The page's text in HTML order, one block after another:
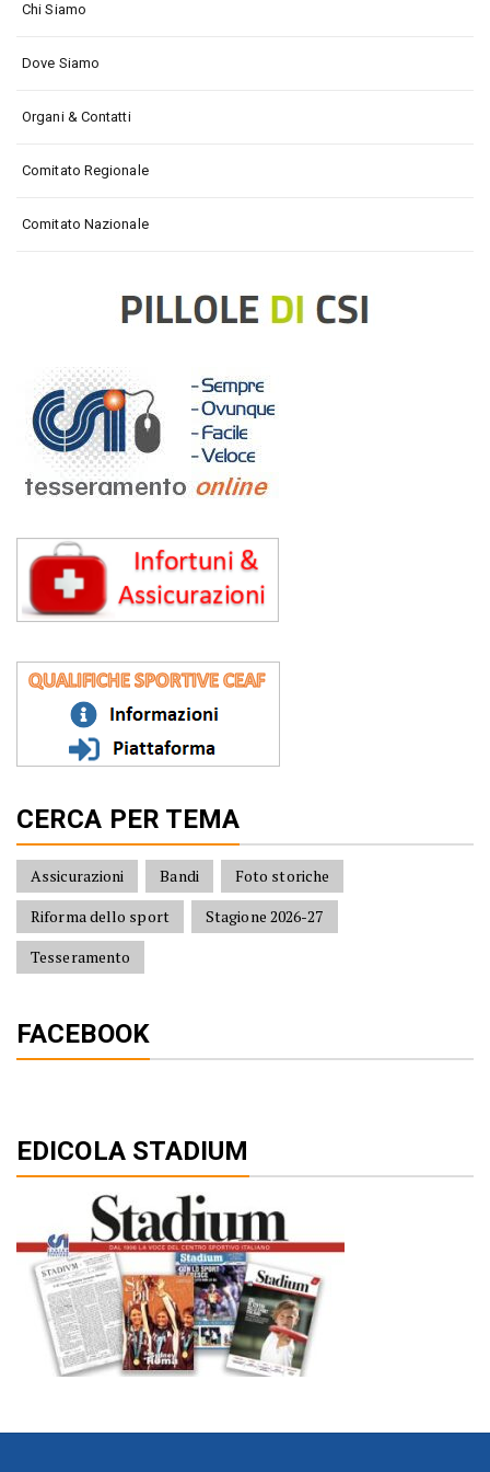
Chi Siamo
Dove Siamo
Organi & Contatti
Comitato Regionale
Comitato Nazionale
CERCA PER TEMA
Assicurazioni Bandi
Foto storiche
Riforma dello sport
Stagione 2026-27
Tesseramento
FACEBOOK
EDICOLA STADIUM